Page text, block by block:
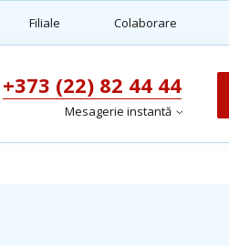
Filiale Colaborare
+373 (22) 82 44 44
Mesagerie instantă